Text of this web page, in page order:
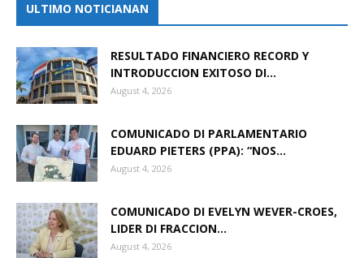
ULTIMO NOTICIANAN
RESULTADO FINANCIERO RECORD Y
INTRODUCCION EXITOSO DI...
August 4, 2026
COMUNICADO DI PARLAMENTARIO
EDUARD PIETERS (PPA): “NOS...
August 4, 2026
COMUNICADO DI EVELYN WEVER-CROES,
LIDER DI FRACCION...
August 4, 2026